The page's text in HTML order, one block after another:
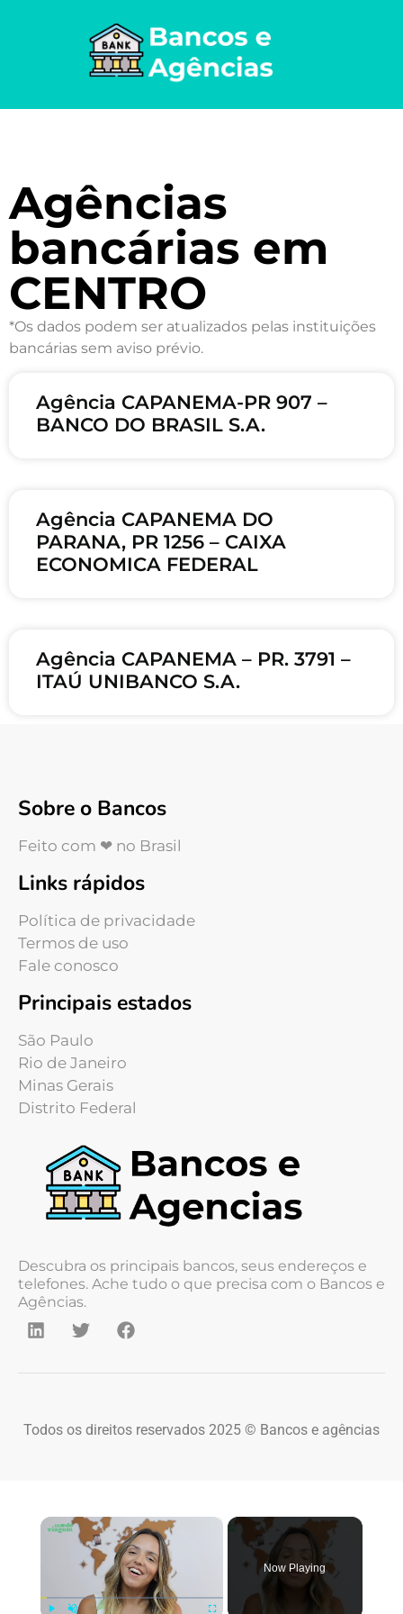
Agências
bancárias em
CENTRO
*Os dados podem ser atualizados pelas instituições
bancárias sem aviso prévio.
Agência CAPANEMA-PR 907 –
BANCO DO BRASIL S.A.
Agência CAPANEMA DO
PARANA, PR 1256 – CAIXA
ECONOMICA FEDERAL
Agência CAPANEMA – PR. 3791 –
ITAÚ UNIBANCO S.A.
Sobre o Bancos
Feito com ❤ no Brasil
Links rápidos
Política de privacidade
Termos de uso
Fale conosco
Principais estados
São Paulo
Rio de Janeiro
Minas Gerais
Distrito Federal
Descubra os principais bancos, seus endereços e
telefones. Ache tudo o que precisa com o Bancos e
Agências.
Todos os direitos reservados 2025 © Bancos e agências
×
Now Playing